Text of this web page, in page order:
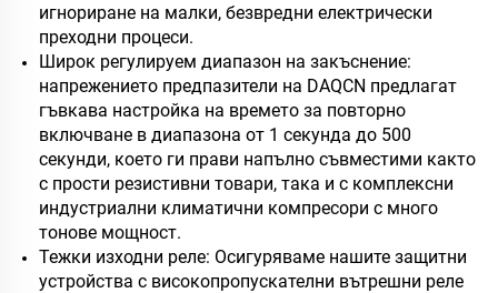
игнориране на малки, безвредни електрически
преходни процеси.
Широк регулируем диапазон на закъснение:
напрежението предпазители на DAQCN предлагат
гъвкава настройка на времето за повторно
включване в диапазона от 1 секунда до 500
секунди, което ги прави напълно съвместими както
с прости резистивни товари, така и с комплексни
индустриални климатични компресори с много
тонове мощност.
Тежки изходни реле: Осигуряваме нашите защитни
устройства с високопропускателни вътрешни реле